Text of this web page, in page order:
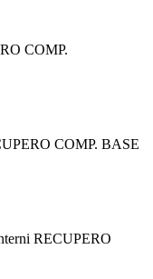
COMP.
COMP. BASE
RECUPERO